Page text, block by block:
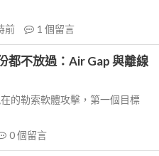
前 1 個留言
都不放過：Air Gap 與離線
的勒索軟體攻擊，第一個目標
0個留言